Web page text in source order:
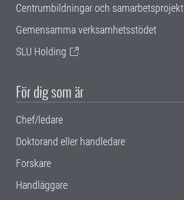
Centrumbildningar och samarbetsprojekt
Gemensamma verksamhetsstödet
SLU Holding
För dig som är
Chef/ledare
Doktorand eller handledare
Forskare
Handläggare